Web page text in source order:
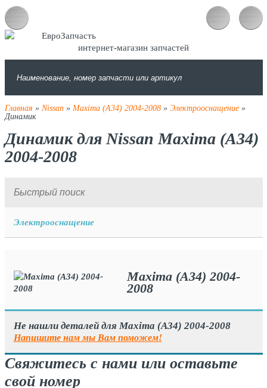
интернет-магазин запчастей
Главная » Nissan» Maxima (A34) 2004-2008» Электрооснащение»
Динамик
Динамик для Nissan Maxima (A34)
2004-2008
Электрооснащение
Maxima (A34) 2004-
2008
Не нашли деталей для Maxima (A34) 2004-2008
Напишите нам мы Вам поможем!
Свяжитесь с нами или оставьте
свой номер